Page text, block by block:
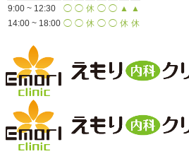
9:00 ~ 12:30
◯ ◯ 休 ◯ ◯ ▲ ▲
14:00 ~ 18:00 ◯ ◯ 休 ◯ ◯ 休 休